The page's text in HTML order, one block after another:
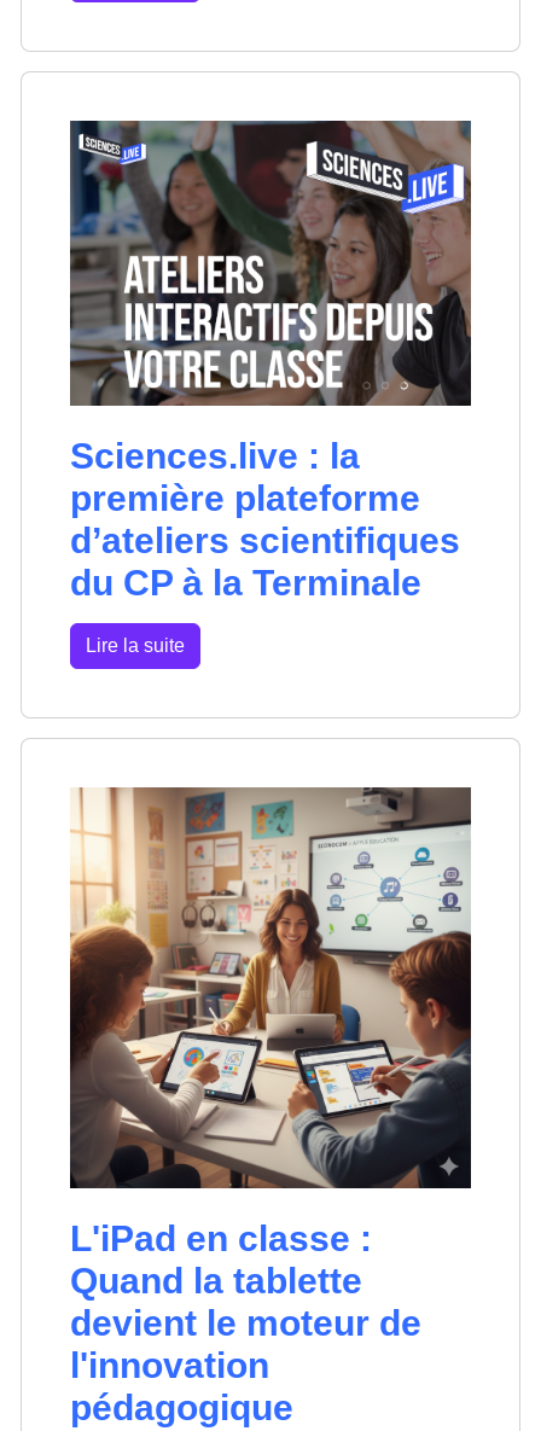
Sciences.live : la
première plateforme
d’ateliers scientifiques
du CP à la Terminale
Lire la suite
L'iPad en classe :
Quand la tablette
devient le moteur de
l'innovation
pédagogique